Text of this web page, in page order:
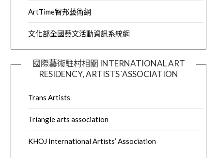
ArtTime智邦藝術網
文化部全國藝文活動資訊系統網
國際藝術駐村相關 INTERNATIONAL ART
RESIDENCY, ARTISTS´ASSOCIATION
Trans Artists
Triangle arts association
KHOJ International Artists’ Association